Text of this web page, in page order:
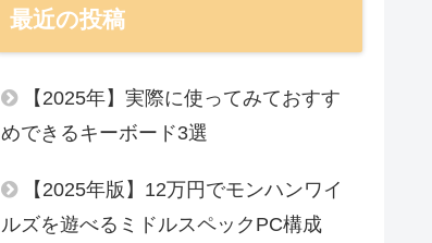
最近の投稿
【2025年】実際に使ってみておすす
めできるキーボード3選
【2025年版】12万円でモンハンワイ
ルズを遊べるミドルスペックPC構成